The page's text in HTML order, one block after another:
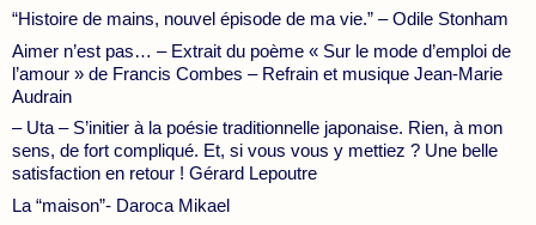
“Histoire de mains, nouvel épisode de ma vie.” – Odile Stonham
Aimer n’est pas… – Extrait du poème « Sur le mode d’emploi de
l’amour » de Francis Combes – Refrain et musique Jean-Marie
Audrain
– Uta – S’initier à la poésie traditionnelle japonaise. Rien, à mon
sens, de fort compliqué. Et, si vous vous y mettiez ? Une belle
satisfaction en retour ! Gérard Lepoutre
La “maison”- Daroca Mikael